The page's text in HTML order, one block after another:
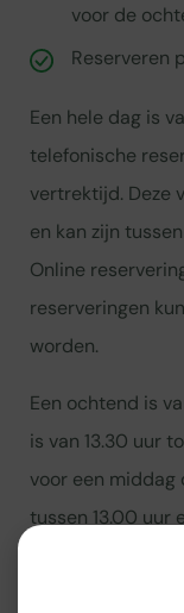
voor de
Reserveren
Een hele dag is
telefonische
vertrektijd. Deze
en kan zijn
Online
reserveringen
worden.
Een ochtend is
is van 13.30 uur
voor een middag
tussen 13.00 uur
15.00 uur